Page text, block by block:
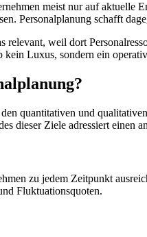
meist nur auf aktuelle
Personalplanung schafft
relevant, weil dort
Luxus, sondern ein
quantitativen und
dieser Ziele adressiert einen
zu jedem Zeitpunkt
Fluktuationsquoten.